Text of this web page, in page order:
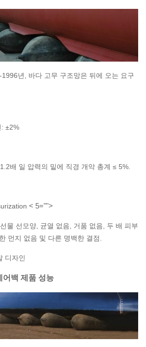
년, 바다 고무 구조망은 뒤에 오는 요구
: ±2%
배 일 압력의 밑에 직경 개악 총계 ≤ 5%.
< 5="">
물 선모양, 균열 없음, 거품 없음, 두 배 피부
먼지 없음 및 다른 명백한 결점.
디자인
어백 제품 성능